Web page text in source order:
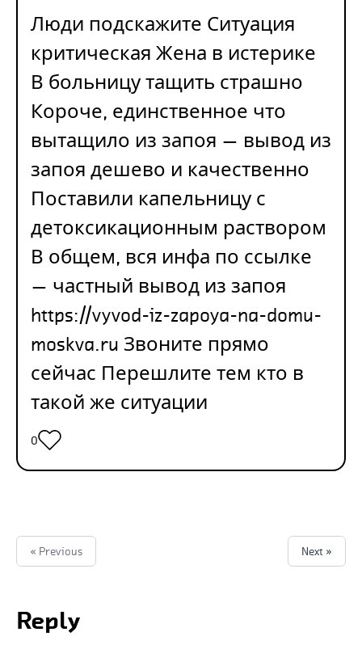
Люди подскажите Ситуация
критическая Жена в истерике
В больницу тащить страшно
Короче, единственное что
вытащило из запоя — вывод из
запоя дешево и качественно
Поставили капельницу с
детоксикационным раствором
В общем, вся инфа по ссылке
— частный вывод из запоя
https://vyvod-iz-zapoya-na-domu-
moskva.ru Звоните прямо
сейчас Перешлите тем кто в
такой же ситуации
0
« Previous Next »
Reply